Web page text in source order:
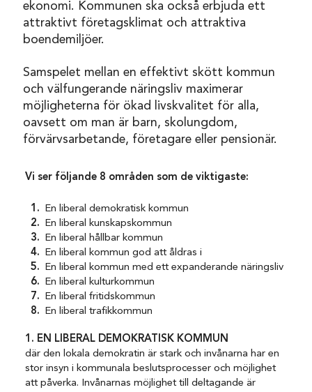
ekonomi. Kommunen ska också erbjuda ett
attraktivt företagsklimat och attraktiva
boendemiljöer.
Samspelet mellan en effektivt skött kommun
och välfungerande näringsliv maximerar
möjligheterna för ökad livskvalitet för alla,
oavsett om man är barn, skolungdom,
förvärvsarbetande, företagare eller pensionär.
Vi ser följande 8 områden som de viktigaste:
En liberal demokratisk kommun
En liberal kunskapskommun
En liberal hållbar kommun
En liberal kommun god att åldras i
En liberal kommun med ett expanderande näringsliv
En liberal kulturkommun
En liberal fritidskommun
En liberal trafikkommun
1. EN LIBERAL DEMOKRATISK KOMMUN
där den lokala demokratin är stark och invånarna har en
stor insyn i kommunala beslutsprocesser och möjlighet
att påverka. Invånarnas möjlighet till deltagande är